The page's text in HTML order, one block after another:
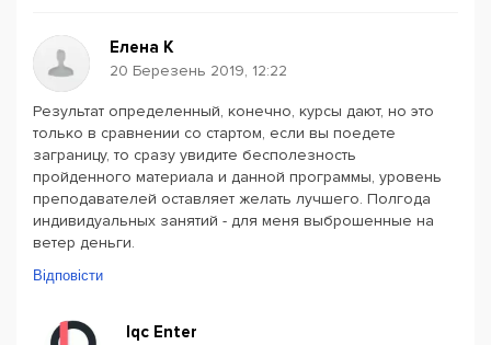
Елена К
20 Березень 2019, 12:22
Результат определенный, конечно, курсы дают, но это
только в сравнении со стартом, если вы поедете
заграницу, то сразу увидите бесполезность
пройденного материала и данной программы, уровень
преподавателей оставляет желать лучшего. Полгода
индивидуальных занятий - для меня выброшенные на
ветер деньги.
Відповісти
Iqc Enter